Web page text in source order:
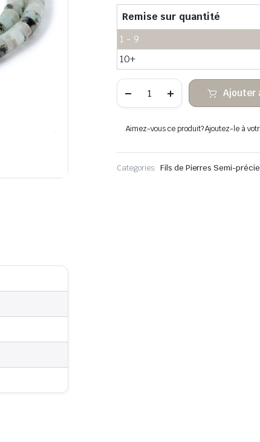
Remise sur quantité
1 - 9
10+
Tian
beilue
perles
Ajouter
Aimez-vous ce produit? Ajoutez-le à
Categories: Fils de Pierres Semi-